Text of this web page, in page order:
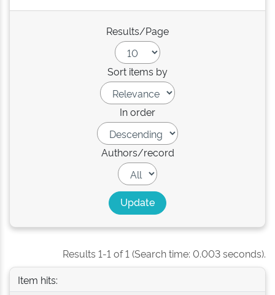
Results/Page
Sort items by
In order
Authors/record
Results 1-1 of 1 (Search time: 0.003 seconds).
Item hits: